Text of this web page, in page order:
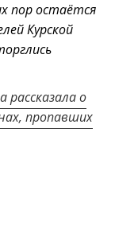
пор остаётся
Курской
о
пропавших